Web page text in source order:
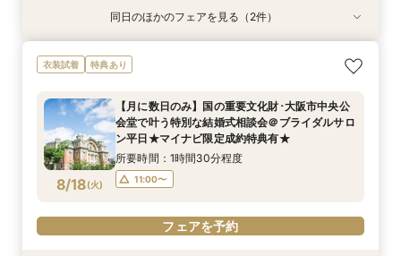
特典あり
8/17(月)
【フォト相談会】国の重要文化財･大阪市中央公
会堂で叶えるフォトウエディング相談会＠ブライ
所要時間：1時間程度
10:00〜
フェアを予約
8/17(月)
【月に数日のみ】国の重要文化財･大阪市中央公
会堂で叶う特別な結婚式相談会＠オンライン★マ
所要時間：1時間程度
11:00〜
フェアを予約
同日のほかのフェアを見る（2件）
衣装試着 特典あり
8/18(火)
【月に数日のみ】国の重要文化財･大阪市中央公
会堂で叶う特別な結婚式相談会＠ブライダルサロ
ン平日★マイナビ限定成約特典有★
所要時間：1時間30分程度
11:00〜
フェアを予約